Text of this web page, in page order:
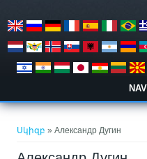
Սկիզբ » Александр Дугин